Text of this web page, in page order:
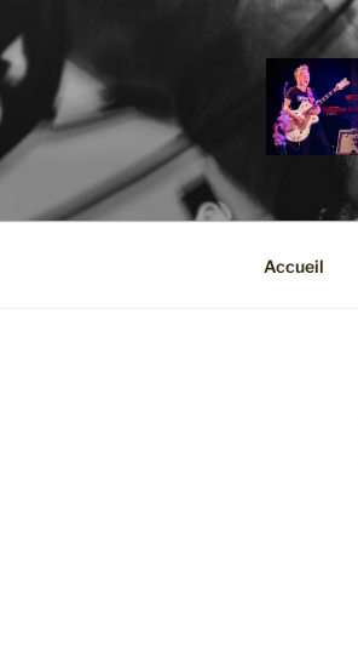
au
contenu
principal
Accueil